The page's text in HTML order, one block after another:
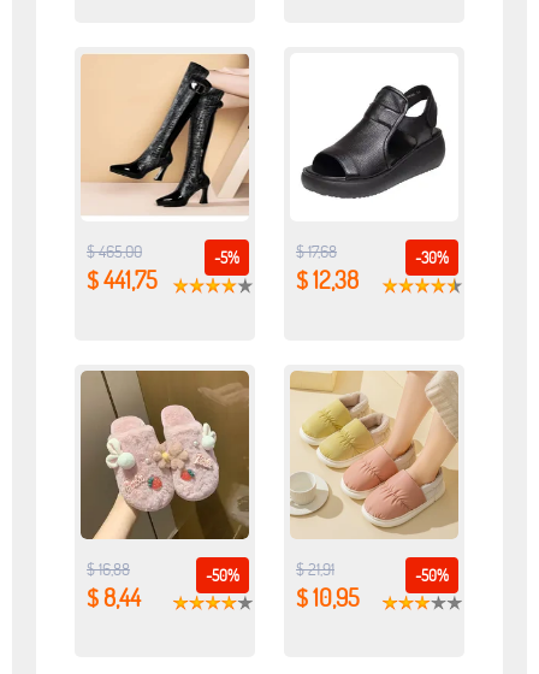
-5%
$ 465,00
$ 441,75
-30%
$ 17,68
$ 12,38
-50%
$ 16,88
$ 8,44
-50%
$ 21,91
$ 10,95